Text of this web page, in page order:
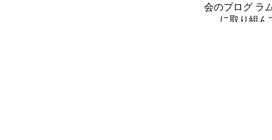
会のプログ ラムを考
に取り組ん